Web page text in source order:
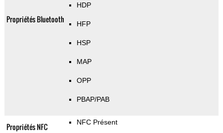
Propriétés Bluetooth
HDP
HFP
HSP
MAP
OPP
PBAP/PAB
Propriétés NFC NFC Présent